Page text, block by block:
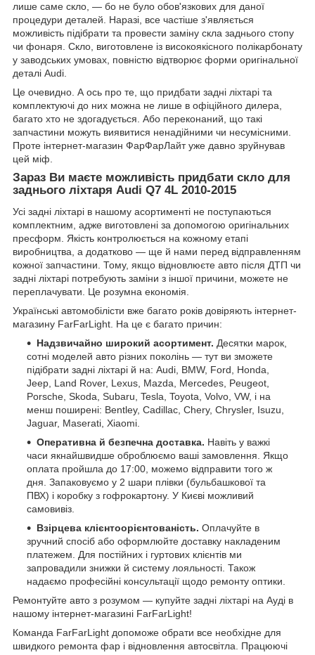
лише саме скло, — бо не було обов'язкових для даної
процедури деталей. Наразі, все частіше з'являється
можливість підібрати та провести заміну скла заднього стопу
чи фонаря. Скло, виготовлене із високоякісного полікарбонату
у заводських умовах, повністю відтворює форми оригінальної
деталі Audi.
Це очевидно. А ось про те, що придбати задні ліхтарі та
комплектуючі до них можна не лише в офіційного дилера,
багато хто не здогадується. Або переконаний, що такі
запчастини можуть виявитися ненадійними чи несумісними.
Проте інтернет-магазин ФарФарЛайт уже давно зруйнував
цей міф.
Зараз Ви маєте можливість придбати скло для
заднього ліхтаря Audi Q7 4L 2010-2015
Усі задні ліхтарі в нашому асортименті не поступаються
комплектним, адже виготовлені за допомогою оригінальних
пресформ. Якість контролюється на кожному етапі
виробництва, а додатково — ще й нами перед відправленням
кожної запчастини. Тому, якщо відновлюєте авто після ДТП чи
задні ліхтарі потребують заміни з іншої причини, можете не
переплачувати. Це розумна економія.
Українські автомобілісти вже багато років довіряють інтернет-
магазину FarFarLight. На це є багато причин:
Надзвичайно широкий асортимент. Десятки марок,
сотні моделей авто різних поколінь — тут ви зможете
підібрати задні ліхтарі й на: Audi, BMW, Ford, Honda,
Jeep, Land Rover, Lexus, Mazda, Mercedes, Peugeot,
Porsche, Skoda, Subaru, Tesla, Toyota, Volvo, VW, і на
менш поширені: Bentley, Cadillac, Chery, Chrysler, Isuzu,
Jaguar, Maserati, Xiaomi.
Оперативна й безпечна доставка. Навіть у важкі
часи якнайшвидше оброблюємо ваші замовлення. Якщо
оплата пройшла до 17:00, можемо відправити того ж
дня. Запаковуємо у 2 шари плівки (бульбашкової та
ПВХ) і коробку з гофрокартону. У Києві можливий
самовивіз.
Взірцева клієнтоорієнтованість. Оплачуйте в
зручний спосіб або оформлюйте доставку накладеним
платежем. Для постійних і гуртових клієнтів ми
запровадили знижки й систему лояльності. Також
надаємо професійні консультації щодо ремонту оптики.
Ремонтуйте авто з розумом — купуйте задні ліхтарі на Ауді в
нашому інтернет-магазині FarFarLight!
Команда FarFarLight допоможе обрати все необхідне для
швидкого ремонта фар і відновлення автосвітла. Працюючі